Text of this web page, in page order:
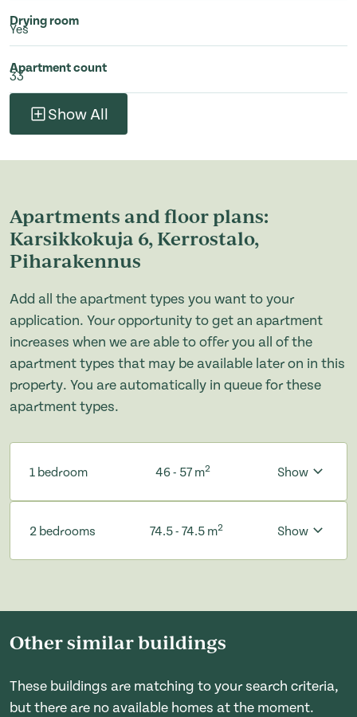
Drying room
Yes
Apartment count
33
Show All
Apartments and floor plans:
Karsikkokuja 6, Kerrostalo,
Piharakennus
Add all the apartment types you want to your
application. Your opportunity to get an apartment
increases when we are able to offer you all of the
apartment types that may be available later on in this
property. You are automatically in queue for these
apartment types.
1 bedroom 46 - 57 m2 Show
2 bedrooms 74.5 - 74.5 m2 Show
Other similar buildings
These buildings are matching to your search criteria,
but there are no available homes at the moment.